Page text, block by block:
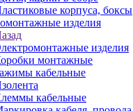
корпуса, боксы
изделия
изделия
монтажные
кабельные
кабельные